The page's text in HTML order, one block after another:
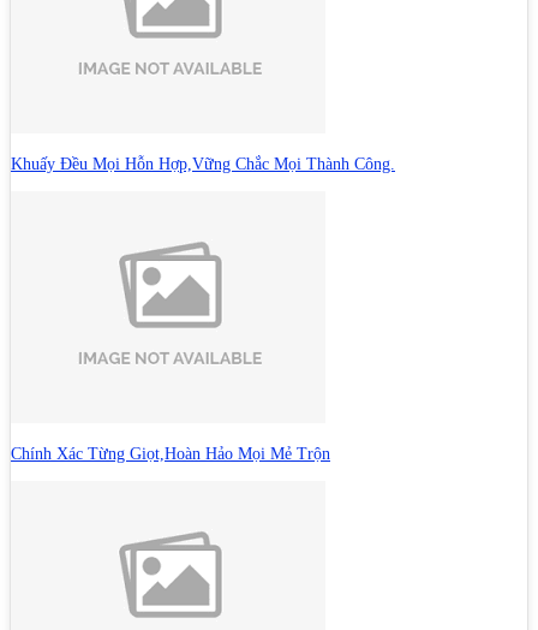
Khuấy Đều Mọi Hỗn Hợp,Vững Chắc Mọi Thành Công.
Chính Xác Từng Giọt,Hoàn Hảo Mọi Mẻ Trộn